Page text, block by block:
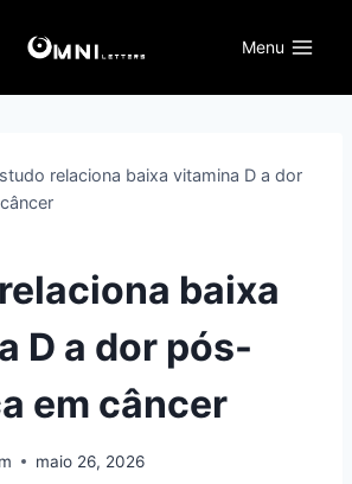
Menu
relaciona baixa vitamina D a dor
baixa
D a dor pós-
em câncer
maio 26, 2026